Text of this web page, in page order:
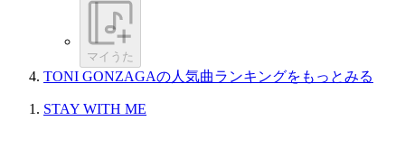
マイうた
TONI GONZAGAの人気曲ランキングをもっとみる
STAY WITH ME